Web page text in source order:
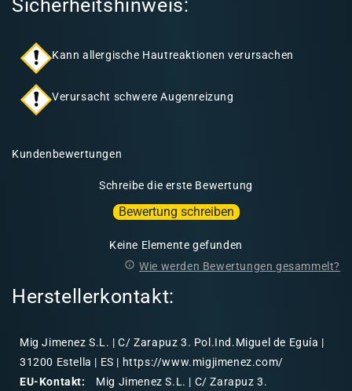
Sicherheitshinweis:
Kann allergische Hautreaktionen verursachen
Verursacht schwere Augenreizung
Kundenbewertungen
Schreibe die erste Bewertung
Bewertung schreiben
Keine Elemente gefunden
Wie werden Bewertungen gesammelt?
Herstellerkontakt:
Mig Jimenez S.L. | C/ Zarapuz 3. Pol.Ind.Miguel de Eguía |
31200 Estella | ES | https://www.migjimenez.com/
EU-Kontakt:
Mig Jimenez S.L. | C/ Zarapuz 3.